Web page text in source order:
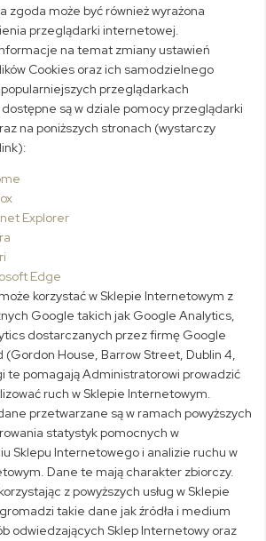
zgoda może być również wyrażona
przeglądarki internetowej.
na temat zmiany ustawień
Cookies oraz ich samodzielnego
przeglądarkach
są w dziale pomocy przeglądarki
na poniższych stronach (wystarczy
Explorer
Edge
korzystać w Sklepie Internetowym z
Google takich jak Google Analytics,
dostarczanych przez firmę Google
(Gordon House, Barrow Street, Dublin 4,
te pomagają Administratorowi prowadzić
ruch w Sklepie Internetowym.
przetwarzane są w ramach powyższych
statystyk pomocnych w
Sklepu Internetowego i analizie ruchu w
Dane te mają charakter zbiorczy.
z powyższych usług w Sklepie
takie dane jak źródła i medium
odwiedzających Sklep Internetowy oraz